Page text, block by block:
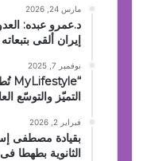
مارس 24, 2026
د.عمرو عبده:
إيران ألقى
نوفمبر 7, 2025
التميّز والتوسّع
فبراير 2, 2026
بقيادة مصطفى
الثانوية بطهطا